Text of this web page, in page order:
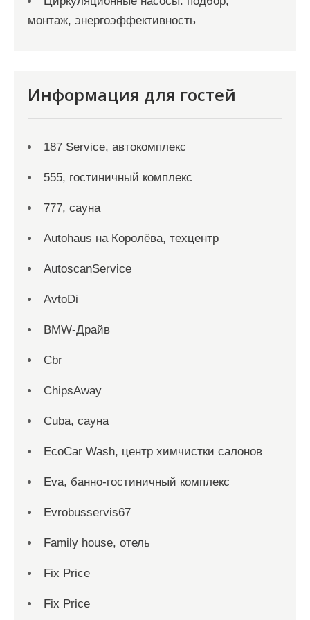
монтаж, энергоэффективность
Информация для гостей
187 Service, автокомплекс
555, гостиничный комплекс
777, сауна
Autohaus на Королёва, техцентр
AutoscanService
AvtoDi
BMW-Драйв
Cbr
ChipsAway
Cuba, сауна
EcoCar Wash, центр химчистки салонов
Eva, банно-гостиничный комплекс
Evrobusservis67
Family house, отель
Fix Price
Fix Price